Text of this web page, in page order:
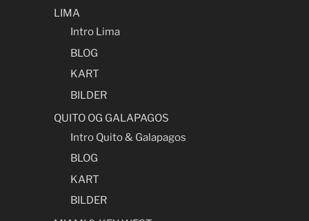
LIMA
Intro Lima
BLOG
KART
BILDER
QUITO OG GALAPAGOS
Intro Quito & Galapagos
BLOG
KART
BILDER